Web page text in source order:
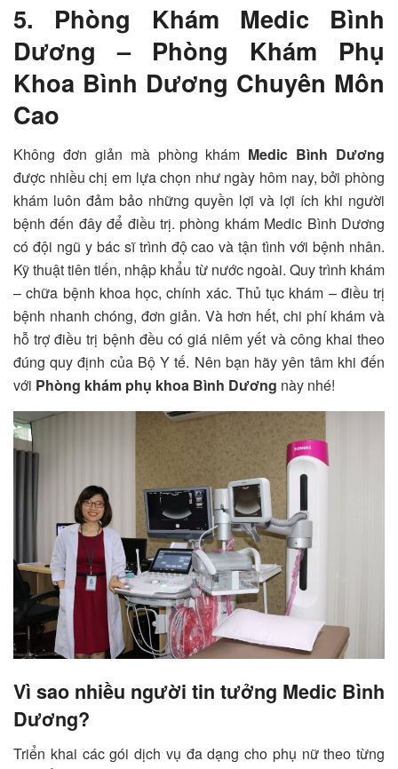
5. Phòng Khám Medic Bình
Dương – Phòng Khám Phụ
Khoa Bình Dương Chuyên Môn
Cao
Không đơn giản mà phòng khám Medic Bình Dương
được nhiều chị em lựa chọn như ngày hôm nay, bởi phòng
khám luôn đảm bảo những quyền lợi và lợi ích khi người
bệnh đến đây để điều trị. phòng khám Medic Bình Dương
có đội ngũ y bác sĩ trình độ cao và tận tình với bệnh nhân.
Kỹ thuật tiên tiến, nhập khẩu từ nước ngoài. Quy trình khám
– chữa bệnh khoa học, chính xác. Thủ tục khám – điều trị
bệnh nhanh chóng, đơn giản. Và hơn hết, chi phí khám và
hỗ trợ điều trị bệnh đều có giá niêm yết và công khai theo
đúng quy định của Bộ Y tế. Nên bạn hãy yên tâm khi đến
với Phòng khám phụ khoa Bình Dương này nhé!
Vì sao nhiều người tin tưởng Medic Bình
Dương?
Triển khai các gói dịch vụ đa dạng cho phụ nữ theo từng